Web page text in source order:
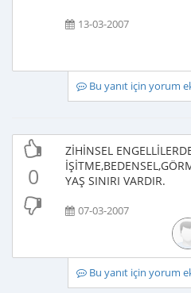
13-03-2007
Bu yanıt için yorum
0
ZİHİNSEL
YAŞ SINIRI VARDIR.
07-03-2007
Bu yanıt için yorum